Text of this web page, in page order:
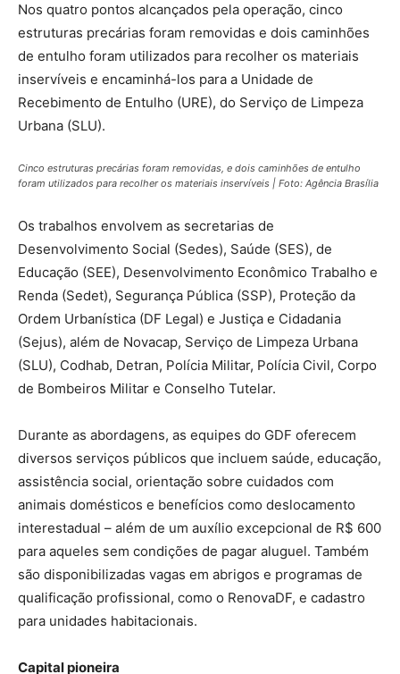
Nos quatro pontos alcançados pela operação, cinco
estruturas precárias foram removidas e dois caminhões
de entulho foram utilizados para recolher os materiais
inservíveis e encaminhá-los para a Unidade de
Recebimento de Entulho (URE), do Serviço de Limpeza
Urbana (SLU).
Cinco estruturas precárias foram removidas, e dois caminhões de entulho
foram utilizados para recolher os materiais inservíveis | Foto: Agência Brasília
Os trabalhos envolvem as secretarias de
Desenvolvimento Social (Sedes), Saúde (SES), de
Educação (SEE), Desenvolvimento Econômico Trabalho e
Renda (Sedet), Segurança Pública (SSP), Proteção da
Ordem Urbanística (DF Legal) e Justiça e Cidadania
(Sejus), além de Novacap, Serviço de Limpeza Urbana
(SLU), Codhab, Detran, Polícia Militar, Polícia Civil, Corpo
de Bombeiros Militar e Conselho Tutelar.
Durante as abordagens, as equipes do GDF oferecem
diversos serviços públicos que incluem saúde, educação,
assistência social, orientação sobre cuidados com
animais domésticos e benefícios como deslocamento
interestadual – além de um auxílio excepcional de R$ 600
para aqueles sem condições de pagar aluguel. Também
são disponibilizadas vagas em abrigos e programas de
qualificação profissional, como o RenovaDF, e cadastro
para unidades habitacionais.
Capital pioneira